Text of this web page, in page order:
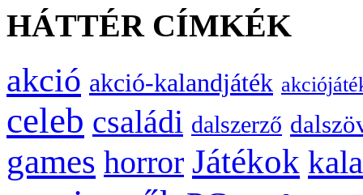
HÁTTÉR CÍMKÉK
akció akció-kalandjáték
celeb családi dalszerző
games horror Játékok